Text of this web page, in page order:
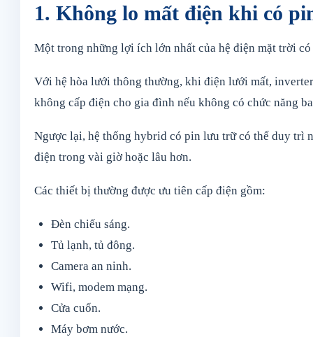
1. Không lo mất điện khi có
Một trong những lợi ích lớn nhất của hệ điện mặt trời
Với hệ hòa lưới thông thường, khi điện lưới mất,
không cấp điện cho gia đình nếu không có chức năng
Ngược lại, hệ thống hybrid có pin lưu trữ có thể duy trì
điện trong vài giờ hoặc lâu hơn.
Các thiết bị thường được ưu tiên cấp điện gồm:
Đèn chiếu sáng.
Tủ lạnh, tủ đông.
Camera an ninh.
Wifi, modem mạng.
Cửa cuốn.
Máy bơm nước.